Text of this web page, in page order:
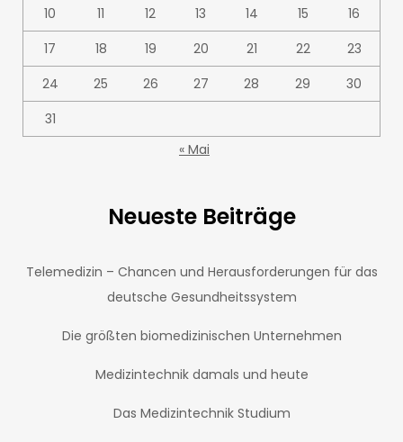
10
11 12 13 14 15
16
17
18 19 20 21 22
23
24
25 26 27 28 29
30
31
« Mai
Neueste Beiträge
Telemedizin – Chancen und Herausforderungen für das
deutsche Gesundheitssystem
Die größten biomedizinischen Unternehmen
Medizintechnik damals und heute
Das Medizintechnik Studium